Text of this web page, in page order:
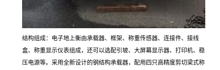
结构组成： 电子地上衡由承载器、 框架、 称重传感器、连接件、接线
盒、称重显示仪表组成，还可以选配引坡、大屏幕显示器、打印机、稳
压电源等。采用全新设计的钢结构承载器，配用 四只高精度剪切梁式称